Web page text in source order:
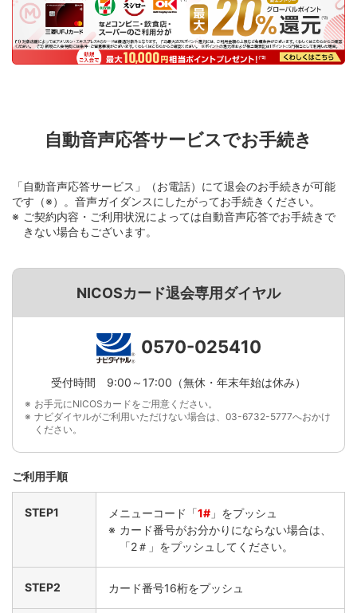
自動音声応答サービスでお手続き
「自動音声応答サービス」（お電話）にて退会のお手続きが可能
です（※）。音声ガイダンスにしたがってお手続きください。
ご契約内容・ご利用状況によっては自動音声応答でお手続きで
きない場合もございます。
NICOSカード退会専用ダイヤル
0570-025410
受付時間 9:00～17:00（無休・年末年始は休み）
お手元にNICOSカードをご用意ください。
ナビダイヤルがご利用いただけない場合は、03-6732-5777へおかけ
ください。
ご利用手順
STEP1 メニューコード「1# 」をプッシュ
カード番号がお分かりにならない場合は、
「2＃」をプッシュしてください。
STEP2 カード番号16桁をプッシュ